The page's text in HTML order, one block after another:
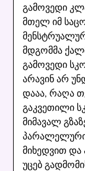
გამოვედი
მთელ იმ
მდგომმა
გამოვედი
არავინ არ
დააა, რაღა
გაკვეთილი
მიმავალ
პარალელური
მიხედვით და
უცებ